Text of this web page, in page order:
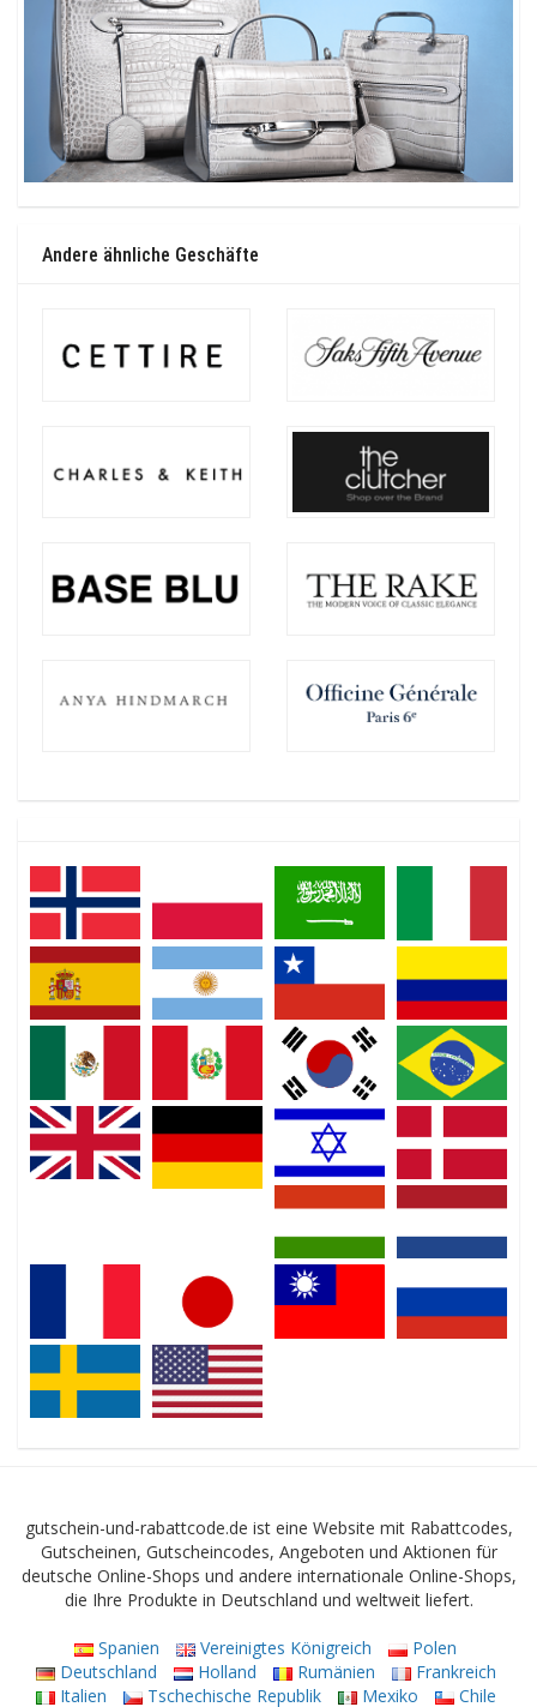
Andere ähnliche Geschäfte
gutschein-und-rabattcode.de ist eine Website mit Rabattcodes,
Gutscheinen, Gutscheincodes, Angeboten und Aktionen für
deutsche Online-Shops und andere internationale Online-Shops,
die Ihre Produkte in Deutschland und weltweit liefert.
Spanien Vereinigtes Königreich
Polen
Deutschland
Holland Rumänien
Frankreich
Italien
Tschechische Republik Mexiko Chile